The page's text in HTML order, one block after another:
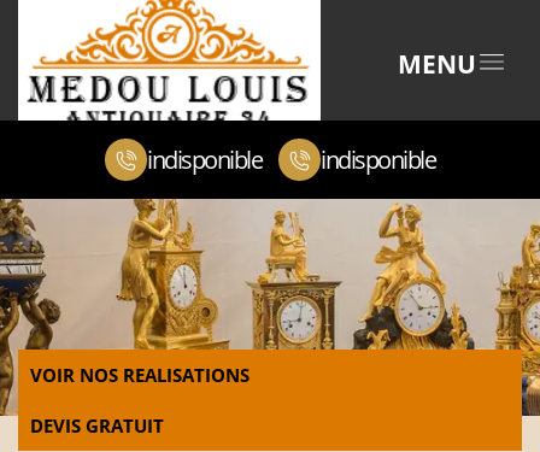
MENU
indisponible indisponible
VOIR NOS REALISATIONS
DEVIS GRATUIT